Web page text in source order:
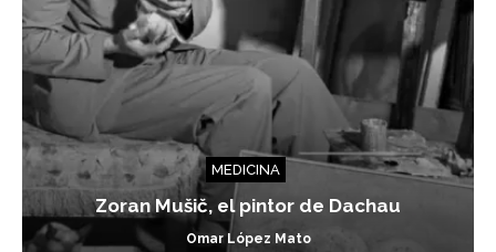
MEDICINA
Zoran Mušič, el pintor de Dachau
Omar López Mato